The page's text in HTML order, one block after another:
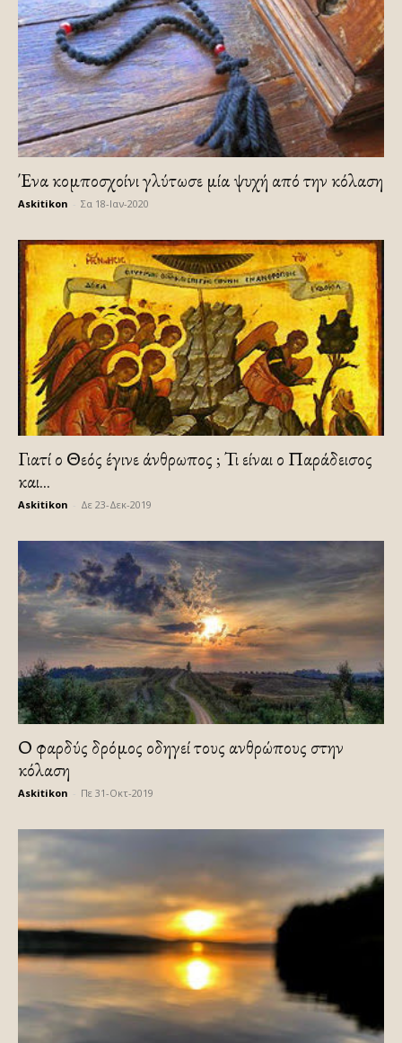
Ένα κομποσχοίνι γλύτωσε μία ψυχή από την κόλαση
Askitikon Σα 18-Ιαν-2020
Γιατί ο Θεός έγινε άνθρωπος ; Τι είναι ο Παράδεισος
και...
Askitikon Δε 23-Δεκ-2019
Ο φαρδύς δρόμος οδηγεί τους ανθρώπους στην
κόλαση
Askitikon Πε 31-Οκτ-2019